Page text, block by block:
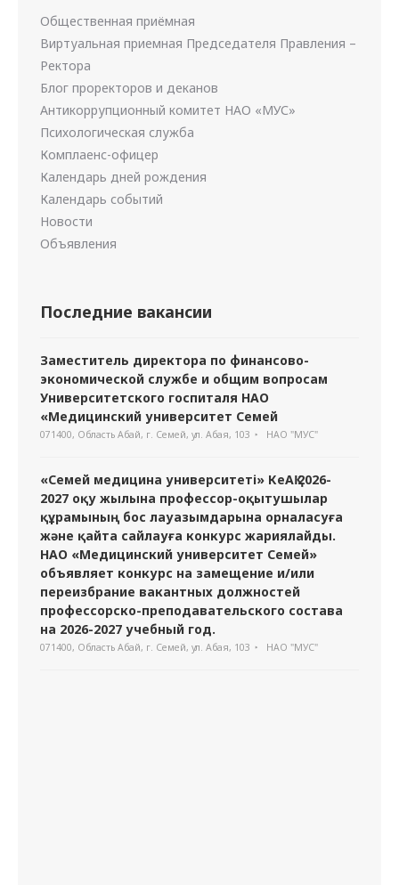
Общественная приёмная
Виртуальная приемная Председателя Правления –
Ректора
Блог проректоров и деканов
Антикоррупционный комитет НАО «МУС»
Психологическая служба
Комплаенс-офицер
Календарь дней рождения
Календарь событий
Новости
Объявления
Последние вакансии
Заместитель директора по финансово-
экономической службе и общим вопросам
Университетского госпиталя НАО
«Медицинский университет Семей
071400, Область Абай, г. Семей, ул. Абая, 103 НАО "МУС"
«Семей медицина университеті» КеАҚ 2026-
2027 оқу жылына профессор-оқытушылар
құрамының бос лауазымдарына орналасуға
және қайта сайлауға конкурс жариялайды.
НАО «Медицинский университет Семей»
объявляет конкурс на замещение и/или
переизбрание вакантных должностей
профессорско-преподавательского состава
на 2026-2027 учебный год.
071400, Область Абай, г. Семей, ул. Абая, 103 НАО "МУС"